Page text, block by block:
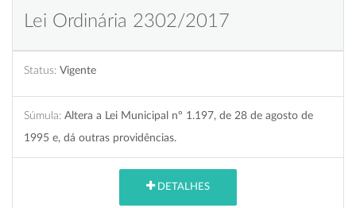
Lei Ordinária 2302/2017
Status: Vigente
Súmula: Altera a Lei Municipal nº 1.197, de 28 de agosto de
1995 e, dá outras providências.
DETALHES